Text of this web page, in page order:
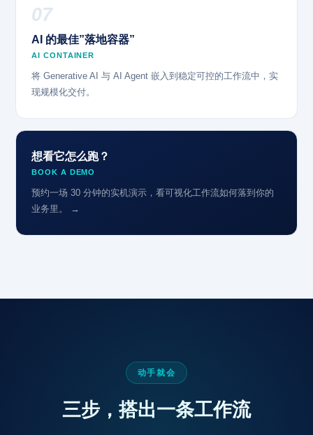
07
AI 的最佳”落地容器”
AI CONTAINER
将 Generative AI 与 AI Agent 嵌入到稳定可控的工作流中，实
现规模化交付。
想看它怎么跑？
BOOK A DEMO
预约一场 30 分钟的实机演示，看可视化工作流如何落到你的
业务里。 →
动手就会
三步，搭出一条工作流